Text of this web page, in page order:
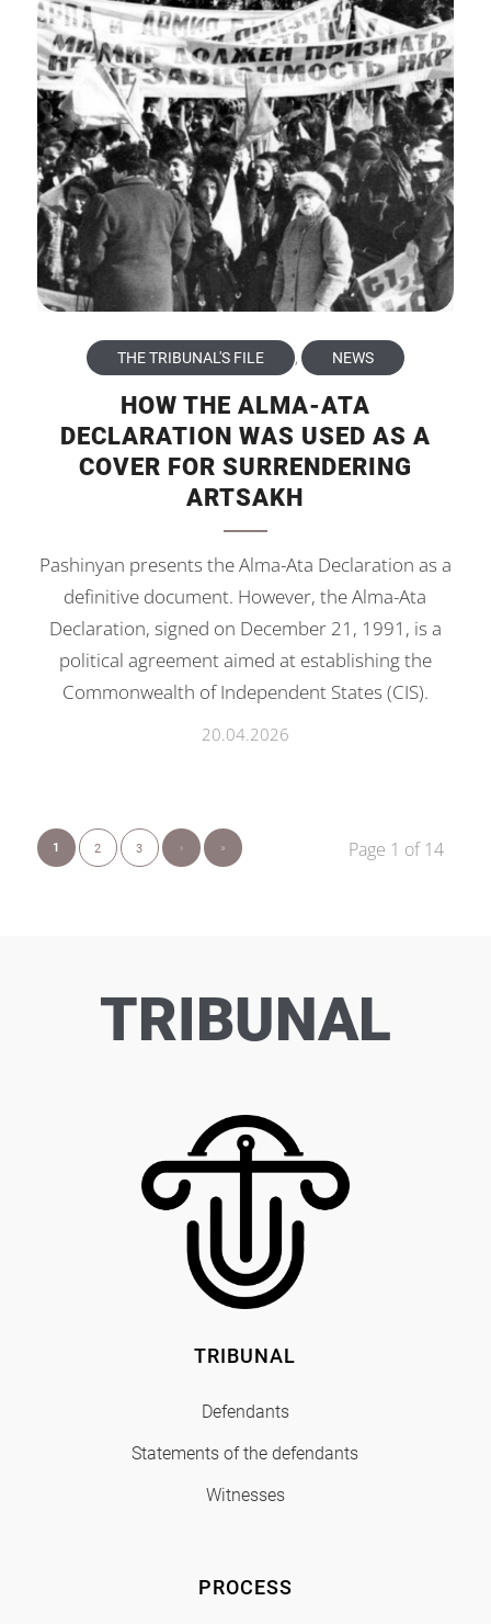
HOW THE ALMA-ATA
DECLARATION WAS USED AS A
COVER FOR SURRENDERING
ARTSAKH
THE TRIBUNAL'S FILE , NEWS
Pashinyan presents the Alma-Ata Declaration as a
definitive document. However, the Alma-Ata
Declaration, signed on December 21, 1991, is a
political agreement aimed at establishing the
Commonwealth of Independent States (CIS).
20.04.2026
Page 1 of 14
1 2 3 › »
TRIBUNAL
TRIBUNAL
Defendants
Statements of the defendants
Witnesses
PROCESS